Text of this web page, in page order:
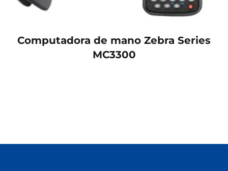
Computadora de mano Zebra Series
MC3300